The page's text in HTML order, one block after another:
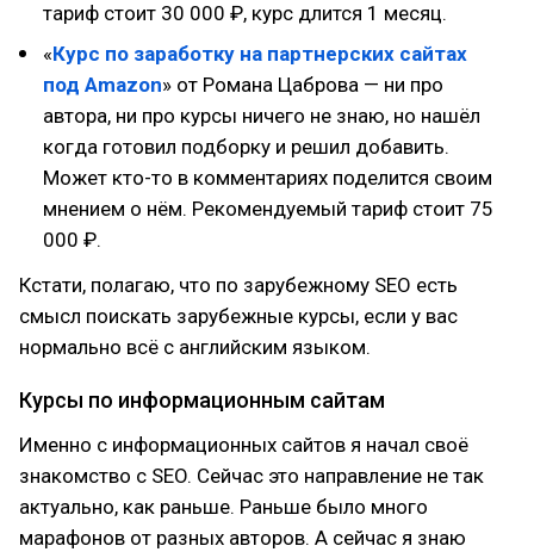
тариф стоит 30 000 ₽, курс длится 1 месяц.
«Курс по заработку на партнерских сайтах
под Amazon» от Романа Цаброва — ни про
автора, ни про курсы ничего не знаю, но нашёл
когда готовил подборку и решил добавить.
Может кто-то в комментариях поделится своим
мнением о нём. Рекомендуемый тариф стоит 75
000 ₽.
Кстати, полагаю, что по зарубежному SEO есть
смысл поискать зарубежные курсы, если у вас
нормально всё с английским языком.
Курсы по информационным сайтам
Именно с информационных сайтов я начал своё
знакомство с SEO. Сейчас это направление не так
актуально, как раньше. Раньше было много
марафонов от разных авторов. А сейчас я знаю